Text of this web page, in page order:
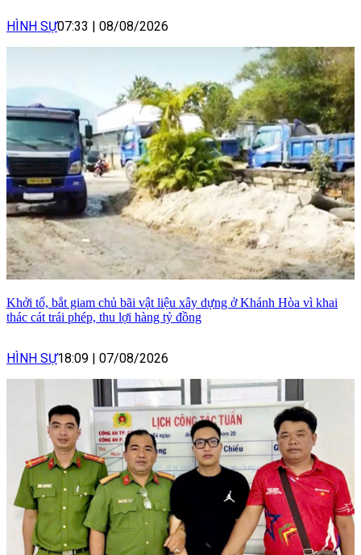
HÌNH SỰ07:33 | 08/08/2026
Khởi tố, bắt giam chủ bãi vật liệu xây dựng ở Khánh Hòa vì khai
thác cát trái phép, thu lợi hàng tỷ đồng
HÌNH SỰ18:09 | 07/08/2026